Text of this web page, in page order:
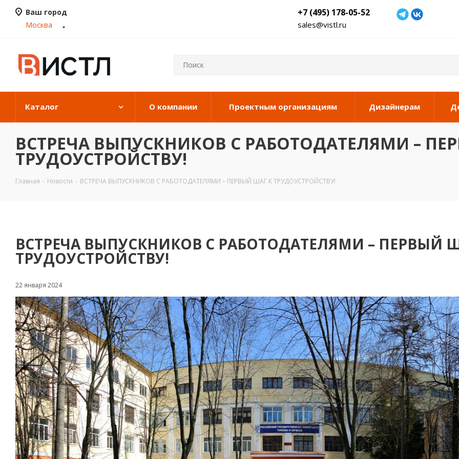
Ваш город
Москва
+7 (495) 178-05-52
sales@vistl.ru
Каталог О компании Проектным организациям Дизайнерам
ВСТРЕЧА ВЫПУСКНИКОВ С РАБОТОДАТЕЛЯМИ –
ТРУДОУСТРОЙСТВУ!
Главная - Новости - ВСТРЕЧА ВЫПУСКНИКОВ С РАБОТОДАТЕЛЯМИ – ПЕРВЫЙ ШАГ К ТРУДОУСТРОЙСТВУ!
ВСТРЕЧА ВЫПУСКНИКОВ С РАБОТОДАТЕЛЯМИ – ПЕРВЫЙ
ТРУДОУСТРОЙСТВУ!
22 января 2024